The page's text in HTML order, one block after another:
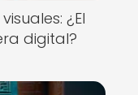
¿El
digital?